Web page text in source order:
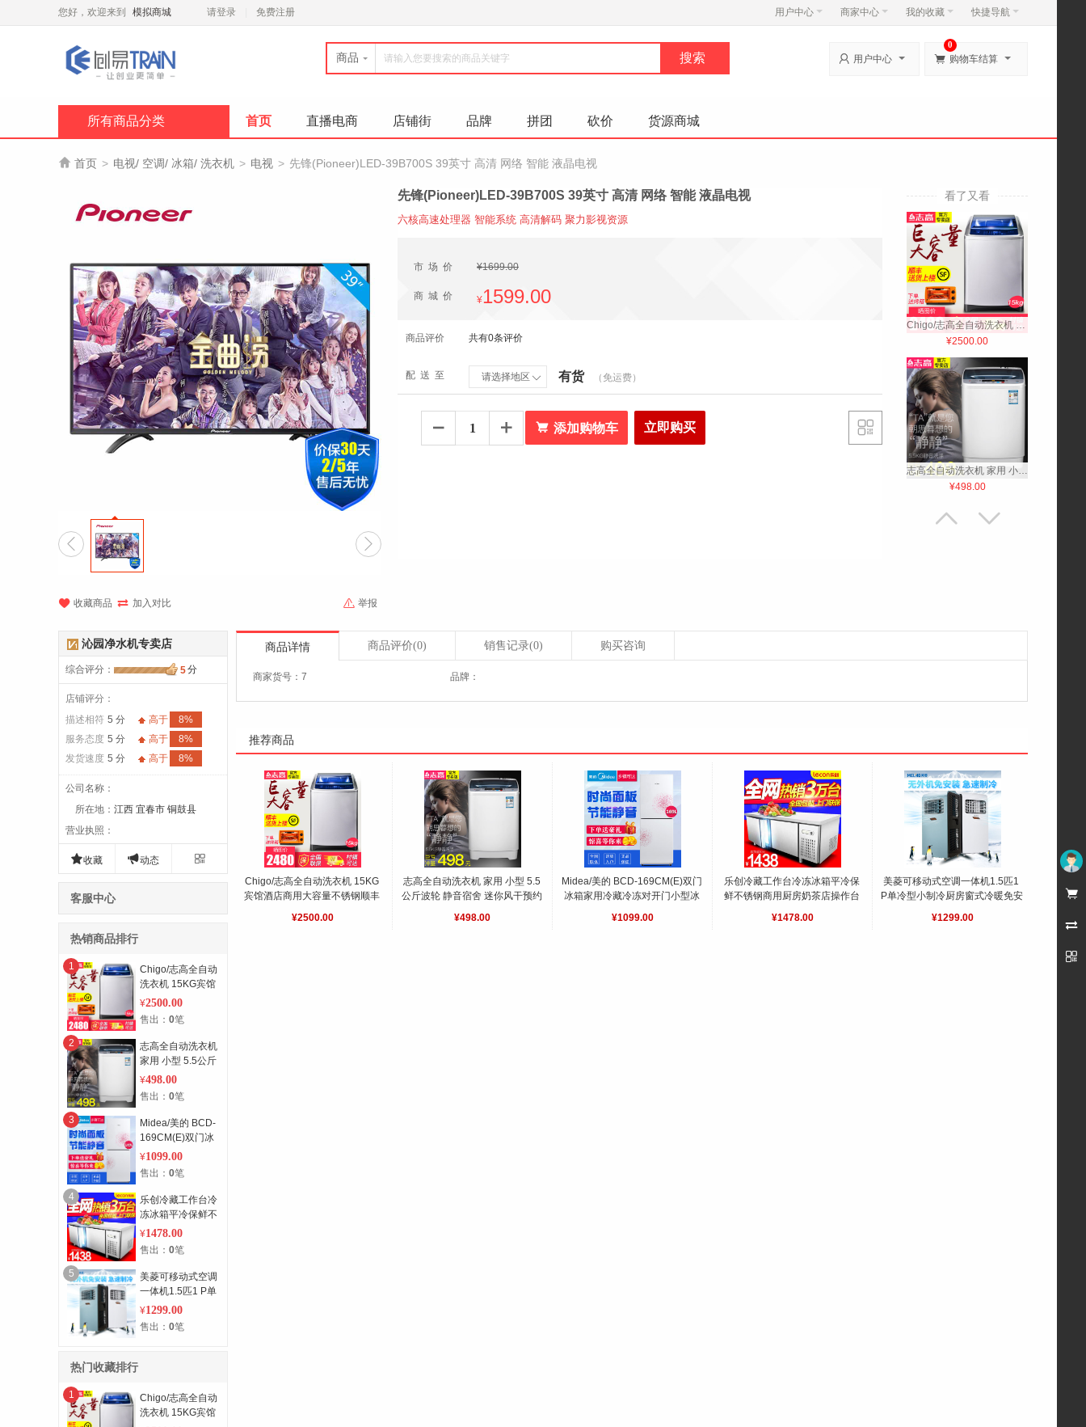
您好，欢迎来到 模拟商城 请登录 免费注册 用户中心 商家中心 我的收藏 快捷导航
未登录



商品  用户中心  购物车结算
0
所有商品分类 首页 直播电商 店铺街 品牌 拼团 砍价 货源商城
 首页 > 电视/ 空调/ 冰箱/ 洗衣机 > 电视 > 先锋(Pioneer)LED-39B700S 39英寸 高清 网络 智能 液晶电视
 
 收藏商品  加入对比  举报
先锋(Pioneer)LED-39B700S 39英寸 高清 网络 智能 液晶电视
六核高速处理器 智能系统 高清解码 聚力影视资源
市场价 ¥1699.00
商城价 ¥1599.00
商品评价 共有0条评价
配送至 请选择地区  有货 （免运费）
   添加购物车 立即购买 
看了又看
Chigo/志高全自动洗衣机 15KG宾馆酒店商用大容量不锈钢顺丰入户
¥2500.00
志高全自动洗衣机 家用 小型 5.5公斤波轮 静音宿舍 迷你风干预约
¥498.00
¥1099.00
¥1478.00
¥1299.00
 
商品详情 商品评价(0) 销售记录(0) 购买咨询
商家货号：7 品牌：
推荐商品
Chigo/志高全自动洗衣机 15KG
宾馆酒店商用大容量不锈钢顺丰
¥2500.00
志高全自动洗衣机 家用 小型 5.5
公斤波轮 静音宿舍 迷你风干预约
¥498.00
Midea/美的 BCD-169CM(E)双门
冰箱家用冷藏冷冻对开门小型冰
¥1099.00
乐创冷藏工作台冷冻冰箱平冷保
鲜不锈钢商用厨房奶茶店操作台
¥1478.00
美菱可移动式空调一体机1.5匹1
P单冷型小制冷厨房窗式冷暖免安
¥1299.00
沁园净水机专卖店
综合评分 ： 5分
店铺评分：
描述相符 5 分 高于
8%
服务态度 5 分 高于
8%
发货速度 5 分 高于 8%
公司名称 ：
所在地 ： 江西 宜春市 铜鼓县
营业执照 ：
收藏 动态 
客服中心
热销商品排行
1
Chigo/志高全自动
洗衣机 15KG宾馆
酒店商用大容量不
锈钢顺丰入户
¥2500.00
售出： 0笔
2
志高全自动洗衣机
家用 小型 5.5公斤
波轮 静音宿舍 迷
你风干预约
¥498.00
售出： 0笔
3
Midea/美的 BCD-
169CM(E)双门冰
箱家用冷藏冷冻对
开门小型冰箱
¥1099.00
售出： 0笔
4
乐创冷藏工作台冷
冻冰箱平冷保鲜不
锈钢商用厨房奶茶
店操作台冰柜
¥1478.00
售出： 0笔
5
美菱可移动式空调
一体机1.5匹1 P单
冷型小制冷厨房窗
式冷暖免安装
¥1299.00
售出： 0笔
热门收藏排行
1
Chigo/志高全自动
洗衣机 15KG宾馆